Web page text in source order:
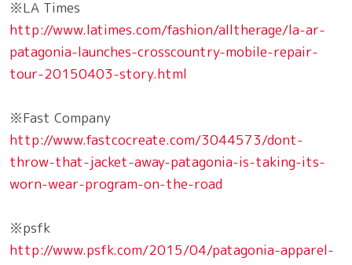
※LA Times
http://www.latimes.com/fashion/alltherage/la-ar-
patagonia-launches-crosscountry-mobile-repair-
tour-20150403-story.html
※Fast Company
http://www.fastcocreate.com/3044573/dont-
throw-that-jacket-away-patagonia-is-taking-its-
worn-wear-program-on-the-road
※psfk
http://www.psfk.com/2015/04/patagonia-apparel-